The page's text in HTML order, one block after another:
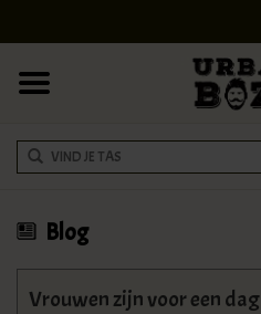
COLLEGE BAGS
RUGZAKKEN
Blog
Vrouwen zijn voor een